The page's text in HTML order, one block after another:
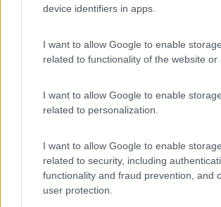
device identifiers in apps.
I want to allow Google to enable storage
related to functionality of the website or
I want to allow Google to enable storage
related to personalization.
I want to allow Google to enable storage
related to security, including
functionality and fraud prevention, and
user protection.
Area di sosta (AA)
7,2
Servizi / Posizione